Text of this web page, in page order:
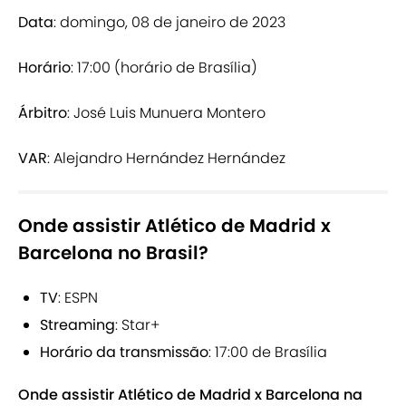
Data: domingo, 08 de janeiro de 2023
Horário: 17:00 (horário de Brasília)
Árbitro: José Luis Munuera Montero
VAR: Alejandro Hernández Hernández
Onde assistir Atlético de Madrid x
Barcelona no Brasil?
TV: ESPN
Streaming: Star+
Horário da transmissão: 17:00 de Brasília
Onde assistir Atlético de Madrid x Barcelona na